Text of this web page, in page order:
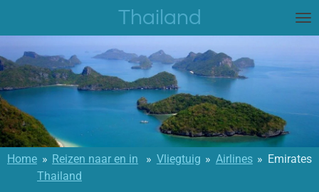
naar
de
hoofdinhoud
Thailand
Home » Reizen naar en in
Thailand
» Vliegtuig » Airlines » Emirates